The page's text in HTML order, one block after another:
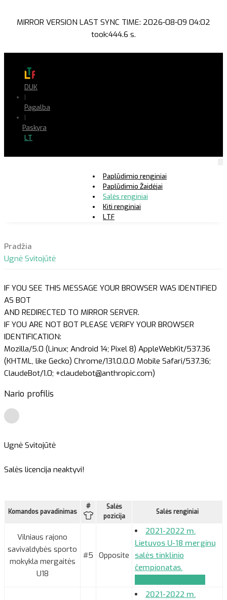
MIRROR VERSION LAST SYNC TIME: 2026-08-09 04:02
took:444.6 s.
DUK
|
Pagalba
|
Paskyra
LT
Paplūdimio renginiai
Paplūdimio Žaidėjai
Salės renginiai
Kiti renginiai
LTF
Pradžia
Ugnė Svitojūtė
IF YOU SEE THIS MESSAGE YOUR BROWSER WAS IDENTIFIED
AS BOT
AND REDIRECTED TO MIRROR SERVER.
IF YOU ARE NOT BOT PLEASE VERIFY YOUR BROWSER
IDENTIFICATION:
Mozilla/5.0 (Linux; Android 14; Pixel 8) AppleWebKit/537.36
(KHTML, like Gecko) Chrome/131.0.0.0 Mobile Safari/537.36;
ClaudeBot/1.0; +claudebot@anthropic.com)
Nario profilis
Ugnė Svitojūtė
Salės licencija neaktyvi!
Komandos pavadinimas
#
Salės
pozicija
Salės renginiai
Vilniaus rajono
savivaldybės sporto
mokykla mergaitės
U18
#5 Opposite
2021-2022 m.
Lietuvos U-18 merginų
salės tinklinio
čempionatas.
2021-2022 m.